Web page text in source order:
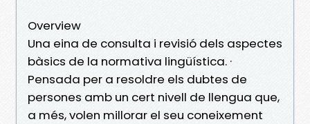
Overview
Una eina de consulta i revisió dels aspectes
bàsics de la normativa lingüística. ·
Pensada per a resoldre els dubtes de
persones amb un cert nivell de llengua que,
a més, volen millorar el seu coneixement